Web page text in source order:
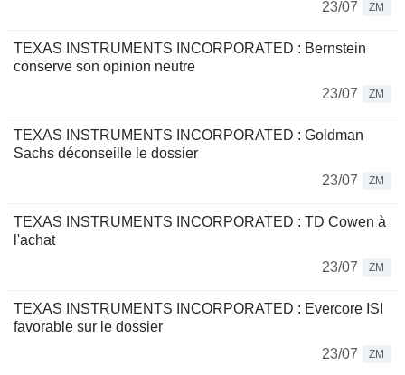
23/07 ZM
TEXAS INSTRUMENTS INCORPORATED : Bernstein
conserve son opinion neutre
23/07
ZM
TEXAS INSTRUMENTS INCORPORATED : Goldman
Sachs déconseille le dossier
23/07
ZM
TEXAS INSTRUMENTS INCORPORATED : TD Cowen à
l'achat
23/07
ZM
TEXAS INSTRUMENTS INCORPORATED : Evercore ISI
favorable sur le dossier
23/07
ZM